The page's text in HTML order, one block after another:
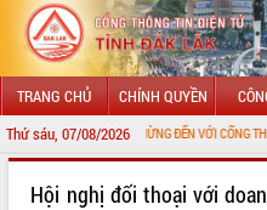
TRANG CHỦ CHÍNH QUYỀN
Thứ sáu, 07/08/2026
CHÀO MỪNG ĐẾN VỚI CỔNG THÔNG TIN
Hội nghị đối thoại với